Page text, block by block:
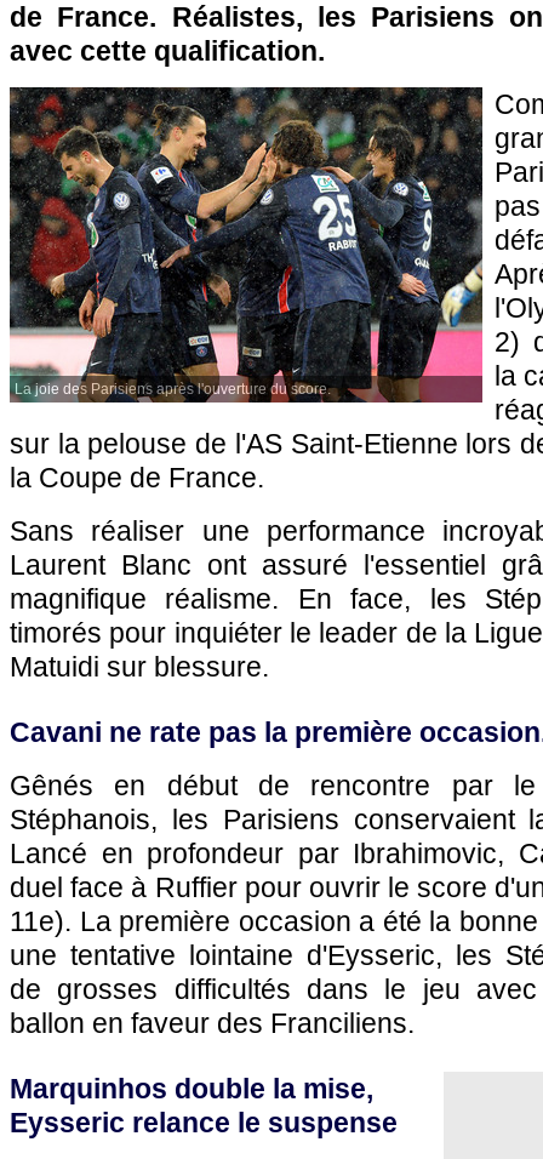
de France. Réalistes, les Parisiens
avec cette qualification.
La joie des Parisiens après l'ouverture du score.
2)
la
sur la pelouse de l'AS Saint-Etienne lors
la Coupe de France.
Sans réaliser une performance
Laurent Blanc ont assuré l'essentiel
magnifique réalisme. En face, les
timorés pour inquiéter le leader de la
Matuidi sur blessure.
Cavani ne rate pas la première
Gênés en début de rencontre par
Stéphanois, les Parisiens conservaient
Lancé en profondeur par Ibrahimovic,
duel face à Ruffier pour ouvrir le score
11e). La première occasion a été la
une tentative lointaine d'Eysseric, les
de grosses difficultés dans le jeu
ballon en faveur des Franciliens.
Marquinhos double la mise,
Eysseric relance le suspense